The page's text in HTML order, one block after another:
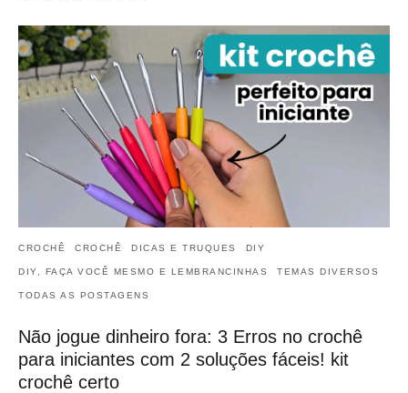
CROCHÊ CROCHÊ DICAS E TRUQUES DIY
DIY, FAÇA VOCÊ MESMO E LEMBRANCINHAS TEMAS DIVERSOS
TODAS AS POSTAGENS
Não jogue dinheiro fora: 3 Erros no crochê
para iniciantes com 2 soluções fáceis! kit
crochê certo